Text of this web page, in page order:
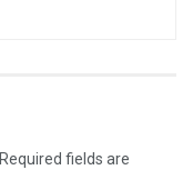
Required fields are